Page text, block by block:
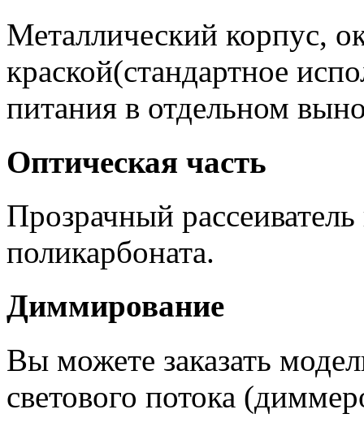
Металлический корпус,
краской(стандартное
питания в отдельном
Оптическая часть
Прозрачный
поликарбоната.
Диммирование
Вы можете заказать
светового потока